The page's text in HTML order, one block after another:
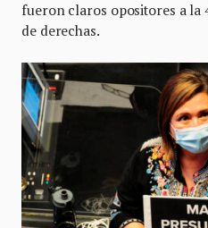
fueron claros opositores a
de derechas.